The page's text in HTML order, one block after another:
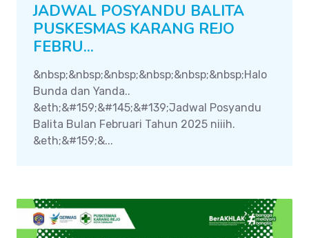
JADWAL POSYANDU BALITA
PUSKESMAS KARANG REJO
FEBRU...
&nbsp;&nbsp;&nbsp;&nbsp;&nbsp;&nbsp;Halo
Bunda dan Yanda..
&eth;&#159;&#145;&#139;Jadwal Posyandu
Balita Bulan Februari Tahun 2025 niiih.
&eth;&#159;&...